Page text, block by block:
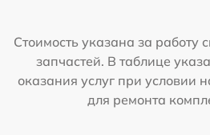
Стоимость указана за работу
запчастей. В таблице
оказания услуг при условии
для ремонта